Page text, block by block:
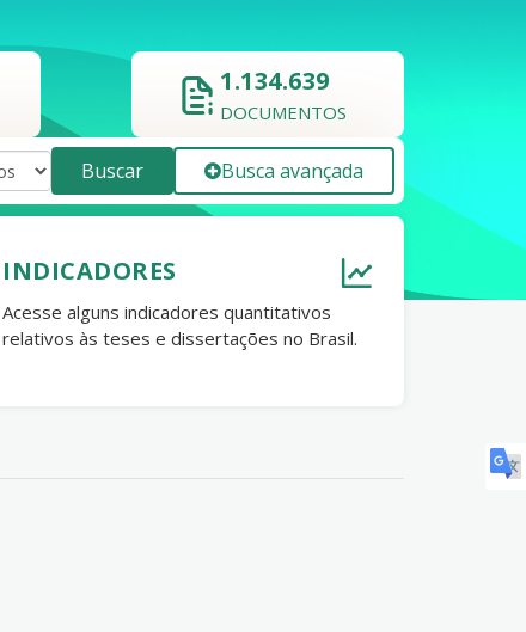
1.134.639
DOCUMENTOS
Buscar Busca avançada
INDICADORES
Acesse alguns indicadores quantitativos
relativos às teses e dissertações no Brasil.